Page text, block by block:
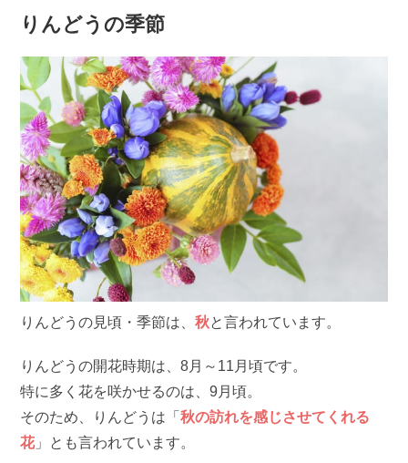
りんどうの季節
りんどうの見頃・季節は、秋と言われています。
りんどうの開花時期は、8月～11月頃です。
特に多く花を咲かせるのは、9月頃。
そのため、りんどうは「秋の訪れを感じさせてくれる
花」とも言われています。